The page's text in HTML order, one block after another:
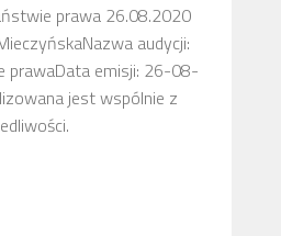
prawa 26.08.2020
audycji:
prawaData emisji: 26-08-
jest wspólnie z